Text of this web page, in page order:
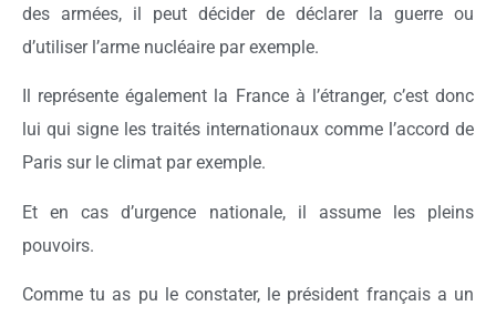
des armées, il peut décider de déclarer la guerre ou
d’utiliser l’arme nucléaire par exemple.
Il représente également la France à l’étranger, c’est donc
lui qui signe les traités internationaux comme l’accord de
Paris sur le climat par exemple.
Et en cas d’urgence nationale, il assume les pleins
pouvoirs.
Comme tu as pu le constater, le président français a un